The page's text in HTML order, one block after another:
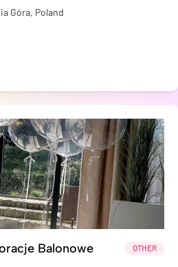
Góra, Poland
Balonowe OTHER